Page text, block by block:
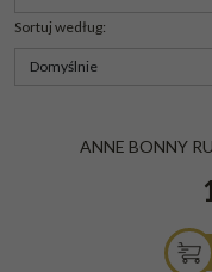
Sortuj według:
Przyprawiany/Spiced
ANNE BONNY